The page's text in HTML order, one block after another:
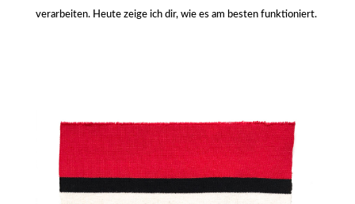
verarbeiten. Heute zeige ich dir, wie es am besten funktioniert.